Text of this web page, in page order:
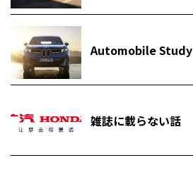
Automobile Study
雑誌に載らない話